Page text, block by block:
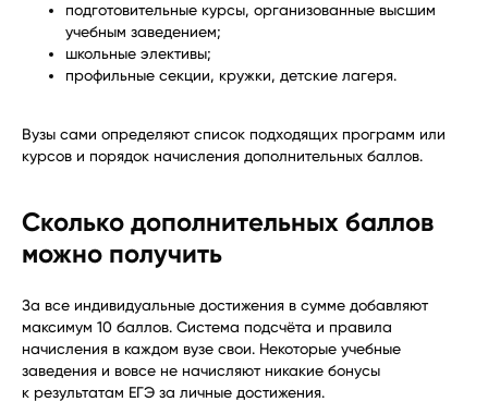
подготовительные курсы, организованные высшим
учебным заведением;
школьные элективы;
профильные секции, кружки, детские лагеря.
Вузы сами определяют список подходящих программ или
курсов и порядок начисления дополнительных баллов.
Сколько дополнительных баллов
можно получить
За все индивидуальные достижения в сумме добавляют
максимум 10 баллов. Система подсчёта и правила
начисления в каждом вузе свои. Некоторые учебные
заведения и вовсе не начисляют никакие бонусы
к результатам ЕГЭ за личные достижения.